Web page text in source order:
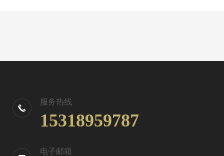
服务热线
15318959787
电子邮箱